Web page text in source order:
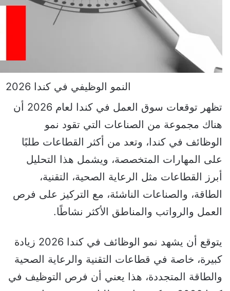
النمو الوظيفي في كندا 2026
تظهر توقعات سوق العمل في كندا لعام 2026 أن
هناك مجموعة من الصناعات التي تقود نمو
الوظائف في كندا، وتعد من أكثر القطاعات طلبًا
على المهارات المتخصصة، ويشمل هذا التحليل
أبرز القطاعات مثل الرعاية الصحية، التقنية،
الطاقة، والصناعات الناشئة، مع التركيز على فرص
العمل والرواتب والمناطق الأكثر نشاطًا.
يتوقع أن يشهد نمو الوظائف في كندا 2026 زيادة
كبيرة، خاصة في قطاعات التقنية والرعاية الصحية
والطاقة المتجددة، هذا يعني أن فرص التوظيف في